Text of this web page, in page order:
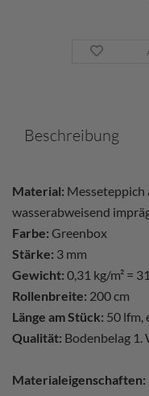
Beschreibung
Material: Messeteppich
wasserabweisend
Farbe: Greenbox
Stärke: 3 mm
Gewicht: 0,31 kg/m² =
Rollenbreite: 200 cm
Länge am Stück: 50 lfm,
Qualität: Bodenbelag 1.
Materialeigenschaften: